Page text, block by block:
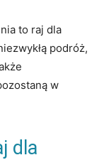
to raj‌ dla
podróż,
w
dla